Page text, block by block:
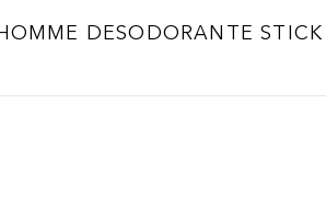
DESODORANTE STICK